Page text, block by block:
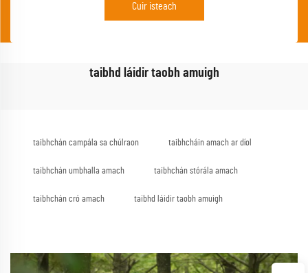
Cuir isteach
taibhd láidir taobh amuigh
taibhchán campála sa chúlraon taibhcháin amach ar díol
taibhchán umbhalla amach taibhchán stórála amach
taibhchán cró amach taibhd láidir taobh amuigh